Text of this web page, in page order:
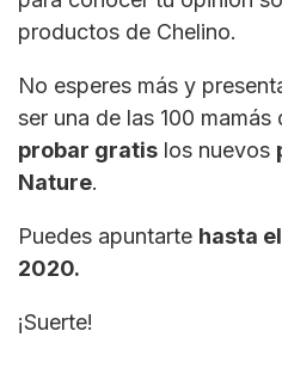
productos de Chelino.
No esperes más y
ser una de las 100
probar gratis los nuevos
Nature.
Puedes apuntarte hasta
2020.
¡Suerte!